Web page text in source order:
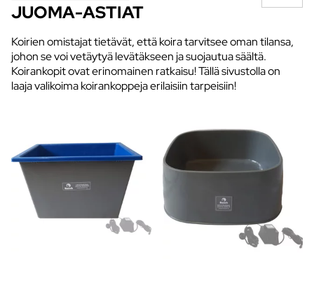
JUOMA-ASTIAT
Koirien omistajat tietävät, että koira tarvitsee oman tilansa,
johon se voi vetäytyä levätäkseen ja suojautua säältä.
Koirankopit ovat erinomainen ratkaisu! Tällä sivustolla on
laaja valikoima koirankoppeja erilaisiin tarpeisiin!